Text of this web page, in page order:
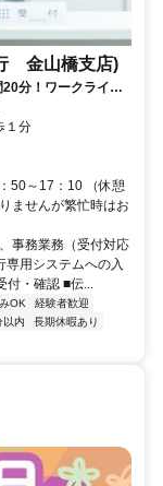
金山橋支店)
分！ワークライフ
１分
50～17：10 （休憩
ませんが繁忙時はお
事務業務（受付対応
専用システムへの入
付・確認 ■伝...
OK
経験者歓迎
以内
長期休暇あり